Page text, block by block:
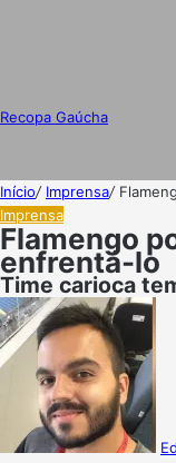
Recopa Gaúcha
Início/ Imprensa/
Imprensa
Flamengo
enfrentá-lo
Time carioca